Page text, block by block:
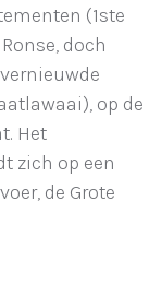
(1ste
doch
op de
Het
zich op een
de Grote